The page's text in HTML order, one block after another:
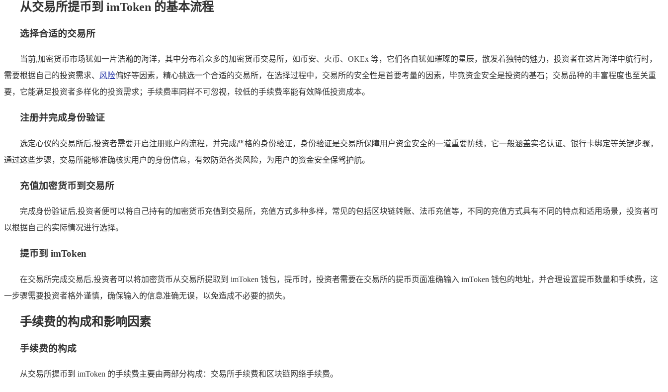
从交易所提币到 imToken 的基本流程
选择合适的交易所
当前,加密货币市场犹如一片浩瀚的海洋，其中分布着众多的加密货币交易所，如币安、火币、OKEx 等，它们各自犹如璀璨的星辰，散发着独特的魅力，投资者在这片海洋中航行时，
需要根据自己的投资需求、 风险偏好等因素，精心挑选一个合适的交易所，在选择过程中，交易所的安全性是首要考量的因素，毕竟资金安全是投资的基石；交易品种的丰富程度也至关重
要，它能满足投资者多样化的投资需求；手续费率同样不可忽视，较低的手续费率能有效降低投资成本。
注册并完成身份验证
选定心仪的交易所后,投资者需要开启注册账户的流程，并完成严格的身份验证，身份验证是交易所保障用户资金安全的一道重要防线，它一般涵盖实名认证、银行卡绑定等关键步骤，
通过这些步骤，交易所能够准确核实用户的身份信息，有效防范各类风险，为用户的资金安全保驾护航。
充值加密货币到交易所
完成身份验证后,投资者便可以将自己持有的加密货币充值到交易所，充值方式多种多样，常见的包括区块链转账、法币充值等，不同的充值方式具有不同的特点和适用场景，投资者可
以根据自己的实际情况进行选择。
提币到 imToken
在交易所完成交易后,投资者可以将加密货币从交易所提取到 imToken 钱包，提币时，投资者需要在交易所的提币页面准确输入 imToken 钱包的地址，并合理设置提币数量和手续费，这
一步骤需要投资者格外谨慎，确保输入的信息准确无误，以免造成不必要的损失。
手续费的构成和影响因素
手续费的构成
从交易所提币到 imToken 的手续费主要由两部分构成：交易所手续费和区块链网络手续费。